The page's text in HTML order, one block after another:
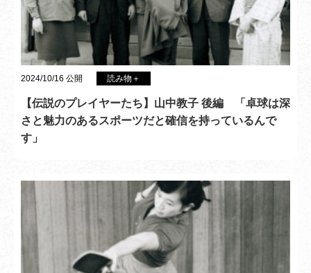
2024/10/16 公開 読み物＋
【伝説のプレイヤーたち】山中教子 後編 「卓球は深
さと魅力のあるスポーツだと確信を持っているんで
す」